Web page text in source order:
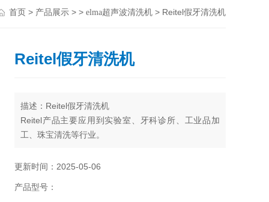
首页 > 产品展示 > > elma超声波清洗机 > Reitel假牙清洗机
Reitel假牙清洗机
描述：Reitel假牙清洗机
Reitel产品主要应用到实验室、牙科诊所、工业品加
工、珠宝清洗等行业。
更新时间：2025-05-06
产品型号：